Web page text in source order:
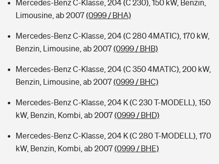
Mercedes-Benz C-Klasse, 204 (C 230), 150 kW, Benzin,
Limousine, ab 2007(0999 / BHA)
Mercedes-Benz C-Klasse, 204 (C 280 4MATIC), 170 kW,
Benzin, Limousine, ab 2007(0999 / BHB)
Mercedes-Benz C-Klasse, 204 (C 350 4MATIC), 200 kW,
Benzin, Limousine, ab 2007(0999 / BHC)
Mercedes-Benz C-Klasse, 204 K (C 230 T-MODELL), 150
kW, Benzin, Kombi, ab 2007(0999 / BHD)
Mercedes-Benz C-Klasse, 204 K (C 280 T-MODELL), 170
kW, Benzin, Kombi, ab 2007(0999 / BHE)